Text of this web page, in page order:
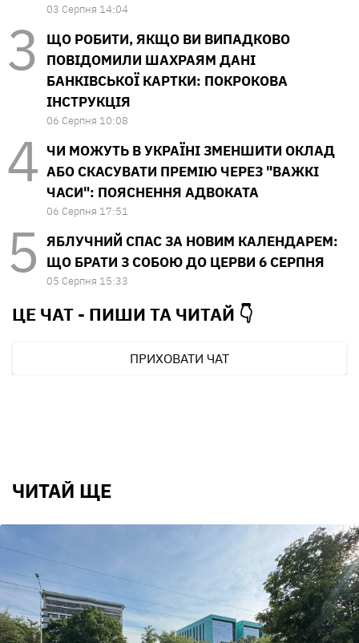
03 Серпня 14:04
ЩО РОБИТИ, ЯКЩО ВИ ВИПАДКОВО
ПОВІДОМИЛИ ШАХРАЯМ ДАНІ
БАНКІВСЬКОЇ КАРТКИ: ПОКРОКОВА
ІНСТРУКЦІЯ
06 Серпня 10:08
ЧИ МОЖУТЬ В УКРАЇНІ ЗМЕНШИТИ ОКЛАД
АБО СКАСУВАТИ ПРЕМІЮ ЧЕРЕЗ "ВАЖКІ
ЧАСИ": ПОЯСНЕННЯ АДВОКАТА
06 Серпня 17:51
ЯБЛУЧНИЙ СПАС ЗА НОВИМ КАЛЕНДАРЕМ:
ЩО БРАТИ З СОБОЮ ДО ЦЕРВИ 6 СЕРПНЯ
05 Серпня 15:33
ЦЕ ЧАТ - ПИШИ ТА ЧИТАЙ 👇
ПРИХОВАТИ ЧАТ
ЧИТАЙ ЩЕ